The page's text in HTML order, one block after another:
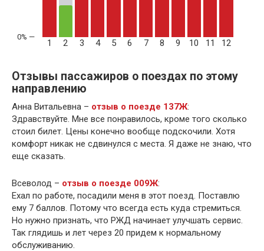
1 2 3 4 5 6 7 8 9 10 11 12
Отзывы пассажиров о поездах по этому
направлению
Анна Витальевна – отзыв о поезде 137Ж:
Здравствуйте. Мне все понравилось, кроме того сколько
стоил билет. Цены конечно вообще подскочили. Хотя
комфорт никак не сдвинулся с места. Я даже не знаю, что
еще сказать.
Всеволод – отзыв о поезде 009Ж:
Ехал по работе, посадили меня в этот поезд. Поставлю
ему 7 баллов. Потому что всегда есть куда стремиться.
Но нужно признать, что РЖД начинает улучшать сервис.
Так глядишь и лет через 20 придем к нормальному
обслуживанию.